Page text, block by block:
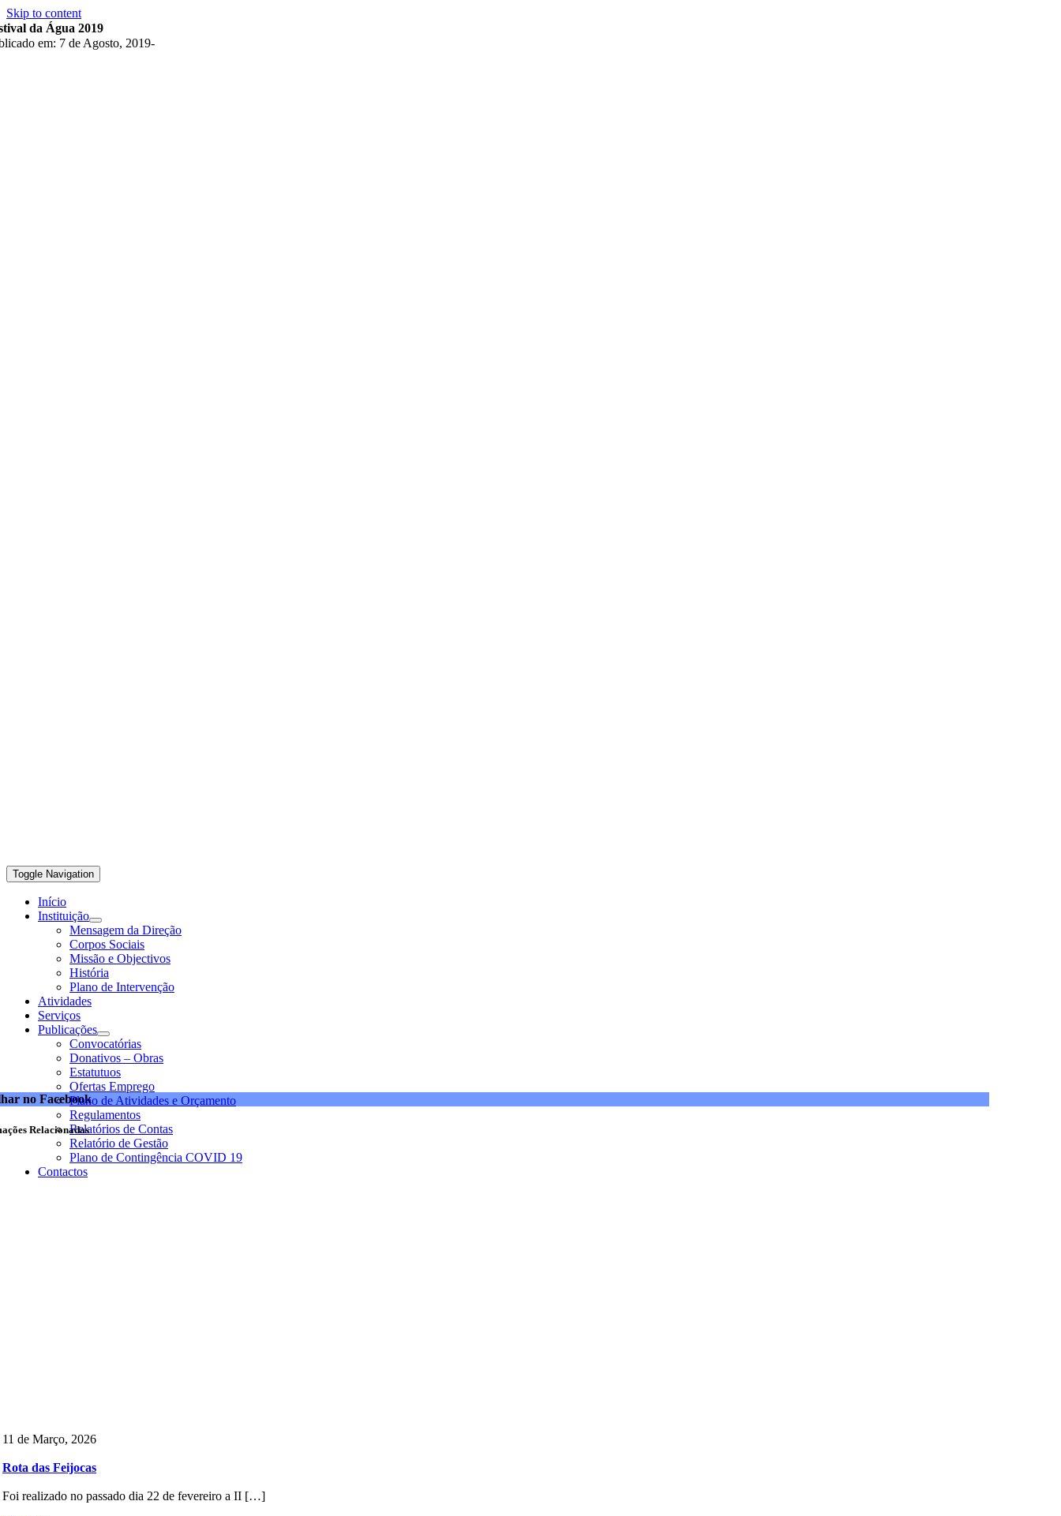
Skip to content
Toggle Navigation
Início
Instituição
Mensagem da Direção
Corpos Sociais
Missão e Objectivos
História
Plano de Intervenção
Atividades
Serviços
Publicações
Convocatórias
Donativos – Obras
Estatutuos
Ofertas Emprego
Plano de Atividades e Orçamento
Regulamentos
Relatórios de Contas
Relatório de Gestão
Plano de Contingência COVID 19
Contactos
da Água 2019
em: 7 de Agosto, 2019-
no Facebook
Relacionadas
11 de Março, 2026
Rota das Feijocas
Foi realizado no passado dia 22 de fevereiro a II […]